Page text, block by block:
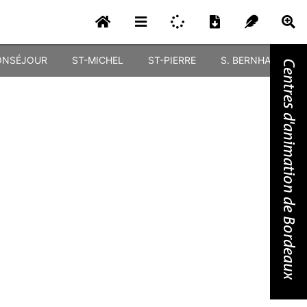
ST-MICHEL ST-PIERRE S. BERNHARDTCentres d'animation de Bordeaux